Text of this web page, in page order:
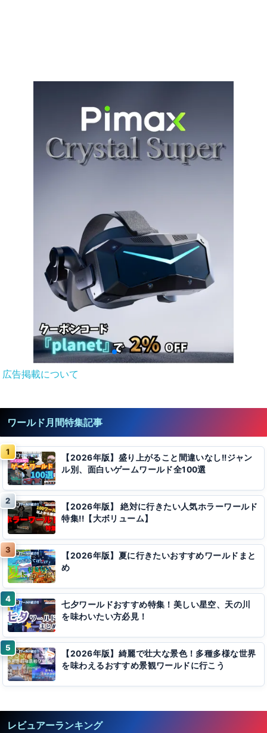
広告掲載について
ワールド月間特集記事
【2026年版】盛り上がること間違いなし!!ジャン
ル別、面白いゲームワールド全100選
【2026年版】 絶対に行きたい人気ホラーワールド
特集!!【大ボリューム】
【2026年版】夏に行きたいおすすめワールドまと
め
七夕ワールドおすすめ特集！美しい星空、天の川
を味わいたい方必見！
【2026年版】綺麗で壮大な景色！多種多様な世界
を味わえるおすすめ景観ワールドに行こう
レビュアーランキング